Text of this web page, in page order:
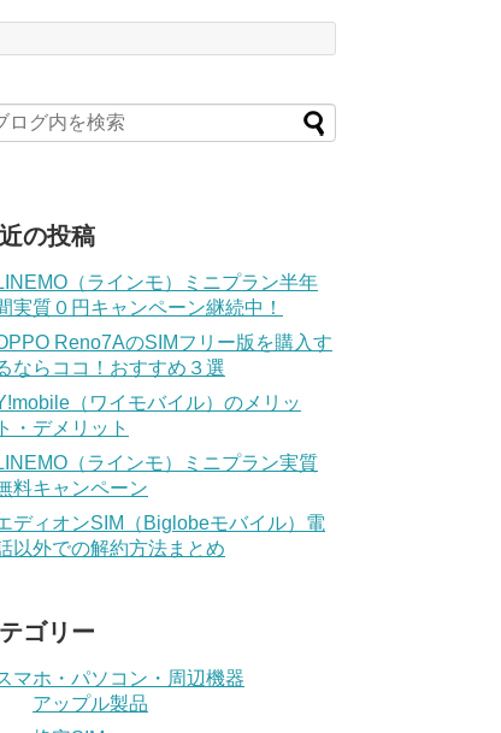
の投稿
（ラインモ）ミニプラン半年
実質０円キャンペーン継続中！
Reno7AのSIMフリー版を購入す
ならココ！おすすめ３選
（ワイモバイル）のメリッ
ト・デメリット
（ラインモ）ミニプラン実質
料キャンペーン
ディオンSIM（Biglobeモバイル）電
以外での解約方法まとめ
ゴリー
マホ・パソコン・周辺機器
アップル製品